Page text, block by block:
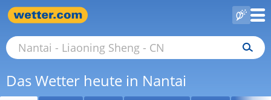
Das Wetter heute in Nantai